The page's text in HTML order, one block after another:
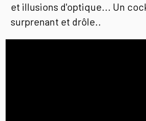
et illusions d'optique... Un
surprenant et drôle..